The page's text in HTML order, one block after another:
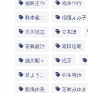
福島正伸 福本伸行
秋本俊二 稲垣えみ子
立川談志 立花隆
笹氣健治 箱田忠昭
細川貂々 絶牙
群ようこ 羽生善治
船曳由美 芝崎みゆき